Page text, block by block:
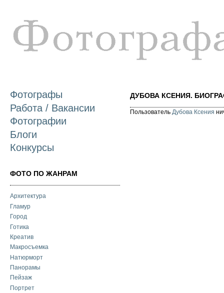
Фотографы
Работа / Вакансии
Фотографии
Блоги
Конкурсы
ФОТО ПО ЖАНРАМ
Архитектура
Гламур
Город
Готика
Креатив
Макросъемка
Натюрморт
Панорамы
Пейзаж
Портрет
ДУБОВА КСЕНИЯ.
Пользователь Дубова Ксения